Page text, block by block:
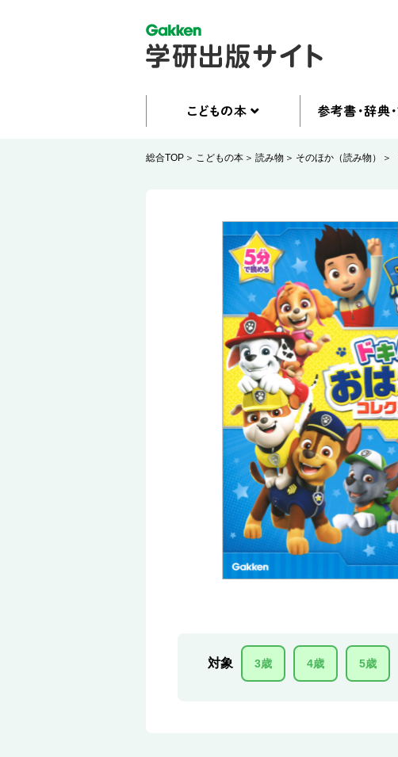
総合TOP こどもの本 読み物 そのほか（読み物）
対象 3歳 4歳 5歳